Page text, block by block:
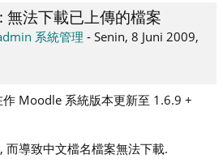
無法下載已上傳的檔案
系統管理 -Senin, 8 Juni 2009,
Moodle 系統版本更新至 1.6.9 +
而導致中文檔名檔案無法下載.